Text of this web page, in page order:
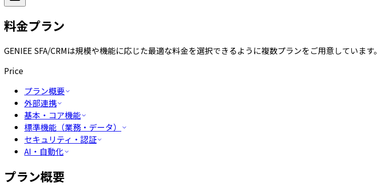
料金プラン
GENIEE SFA/CRMは規模や機能に応じた最適な料金を選択できるように複数プランをご用意しています。
Price
プラン概要
外部連携
基本・コア機能
標準機能（業務・データ）
セキュリティ・認証
AI・自動化
プラン概要